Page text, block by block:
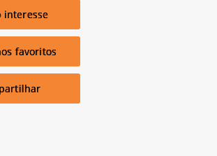
interesse
favoritos